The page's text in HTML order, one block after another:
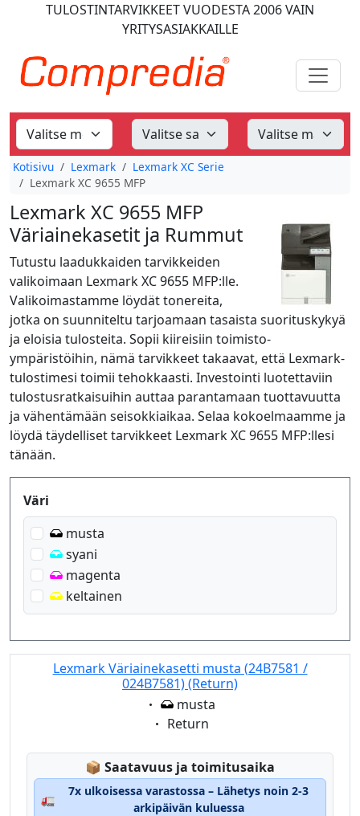
TULOSTINTARVIKKEETVUODESTA 2006VAIN
YRITYSASIAKKAILLE
Kotisivu Lexmark
Lexmark XC Serie
Lexmark XC 9655 MFP
Lexmark XC 9655 MFP
Väriainekasetit ja Rummut
Tutustu laadukkaiden tarvikkeiden
valikoimaan Lexmark XC 9655 MFP:lle.
Valikoimastamme löydät tonereita,
jotka on suunniteltu tarjoamaan tasaista suorituskykyä
ja eloisia tulosteita. Sopii kiireisiin toimisto-
ympäristöihin, nämä tarvikkeet takaavat, että Lexmark-
tulostimesi toimii tehokkaasti. Investointi luotettaviin
tulostusratkaisuihin auttaa parantamaan tuottavuutta
ja vähentämään seisokkiaikaa. Selaa kokoelmaamme ja
löydä täydelliset tarvikkeet Lexmark XC 9655 MFP:llesi
tänään.
Produktfilter
Väri
musta
syani
magenta
keltainen
Lexmark Väriainekasetti musta (24B7581 /
024B7581) (Return)
Eigenschaft:
musta
Eigenschaft:
Return
📦 Lagerstatus:
Saatavuus ja toimitusaika
🚛
7x ulkoisessa varastossa – Lähetys noin 2-3
arkipäivän kuluessa